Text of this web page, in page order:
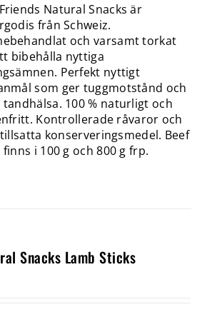
Natural Snacks är
från Schweiz.
och varsamt torkat
bibehålla nyttiga
Perfekt nyttigt
som ger tuggmotstånd och
tandhälsa. 100 % naturligt och
Kontrollerade råvaror och
konserveringsmedel. Beef
finns i 100 g och 800 g frp.
Snacks Lamb Sticks